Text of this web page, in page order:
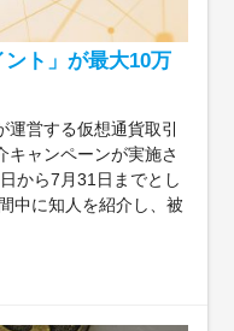
ト」が最大10万
営する仮想通貨取引
キャンペーンが実施さ
から7月31日までとし
中に知人を紹介し、被